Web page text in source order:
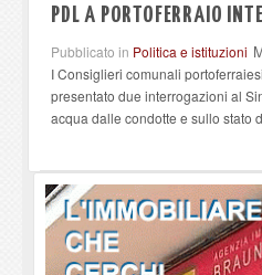
PDL A PORTOFERRAIO
Pubblicato in Politica e istituzioni
I Consiglieri comunali
presentato due interrogazioni al
acqua dalle condotte e sullo stato